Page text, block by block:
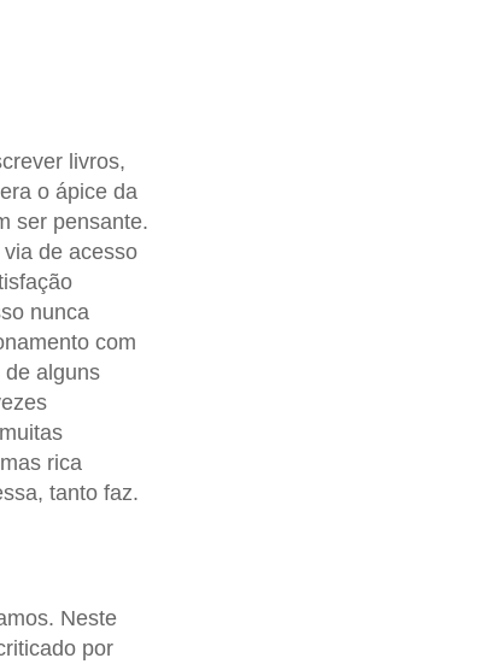
livros,
o ápice da
ser pensante.
de acesso
nunca
com
de alguns
rica
tanto faz.
Neste
por